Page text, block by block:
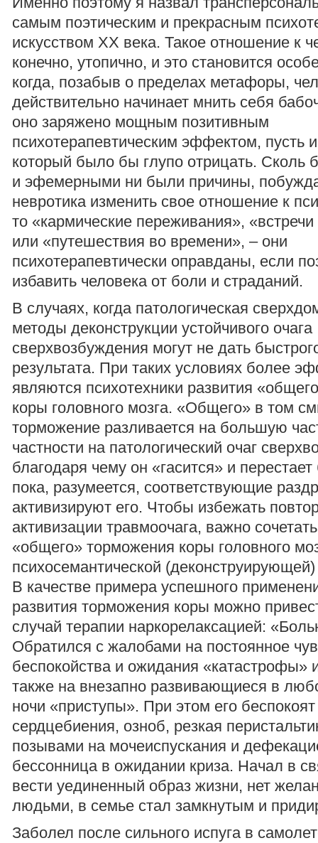
самым поэтическим и прекрасным
искусством XX века. Такое отношение к
конечно, утопично, и это становится
когда, позабыв о пределах метафоры,
действительно начинает мнить себя
оно заряжено мощным позитивным
психотерапевтическим эффектом,
который было бы глупо отрицать. Сколь
и эфемерными ни были причины,
невротика изменить свое отношение к
то «кармические переживания»,
или «путешествия во времени», – они
психотерапевтически оправданы, если
избавить человека от боли и страданий.
В случаях, когда патологическая
методы деконструкции устойчивого очага
сверхвозбуждения могут не дать
результата. При таких условиях более
являются психотехники развития
коры головного мозга. «Общего» в том
торможение разливается на большую
частности на патологический очаг
благодаря чему он «гасится» и
пока, разумеется, соответствующие
активизируют его. Чтобы избежать
активизации травмоочага, важно
«общего» торможения коры головного
психосемантической
В качестве примера успешного
развития торможения коры можно
случай терапии наркорелаксацией:
Обратился с жалобами на постоянное
беспокойства и ожидания «катастрофы»
также на внезапно развивающиеся в
ночи «приступы». При этом его
сердцебиения, озноб, резкая
позывами на мочеиспускания и
бессонница в ожидании криза. Начал в
вести уединенный образ жизни, нет
людьми, в семье стал замкнутым и
Заболел после сильного испуга в